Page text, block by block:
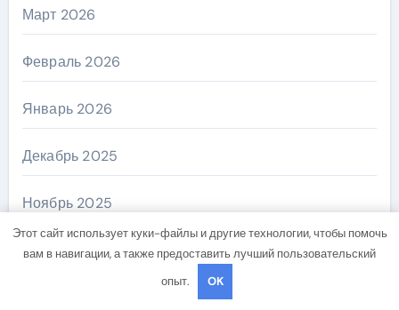
Март 2026
Февраль 2026
Январь 2026
Декабрь 2025
Ноябрь 2025
Сентябрь 2025
Этот сайт использует куки-файлы и другие технологии, чтобы помочь
вам в навигации, а также предоставить лучший пользовательский
опыт.
OK